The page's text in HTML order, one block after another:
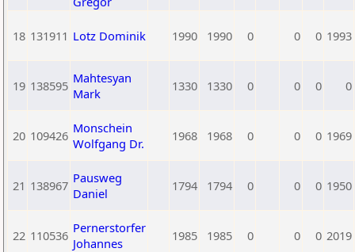
18 131911 Lotz Dominik 1990 1990 0 0 0 1993
19 138595 Mahtesyan
Mark
1330 1330 0 0 0 0
20 109426 Monschein
Wolfgang Dr.
1968 1968 0 0 0 1969
21 138967 Pausweg
Daniel
1794 1794 0 0 0 1950
22 110536 Pernerstorfer
Johannes
1985 1985 0 0 0 2019